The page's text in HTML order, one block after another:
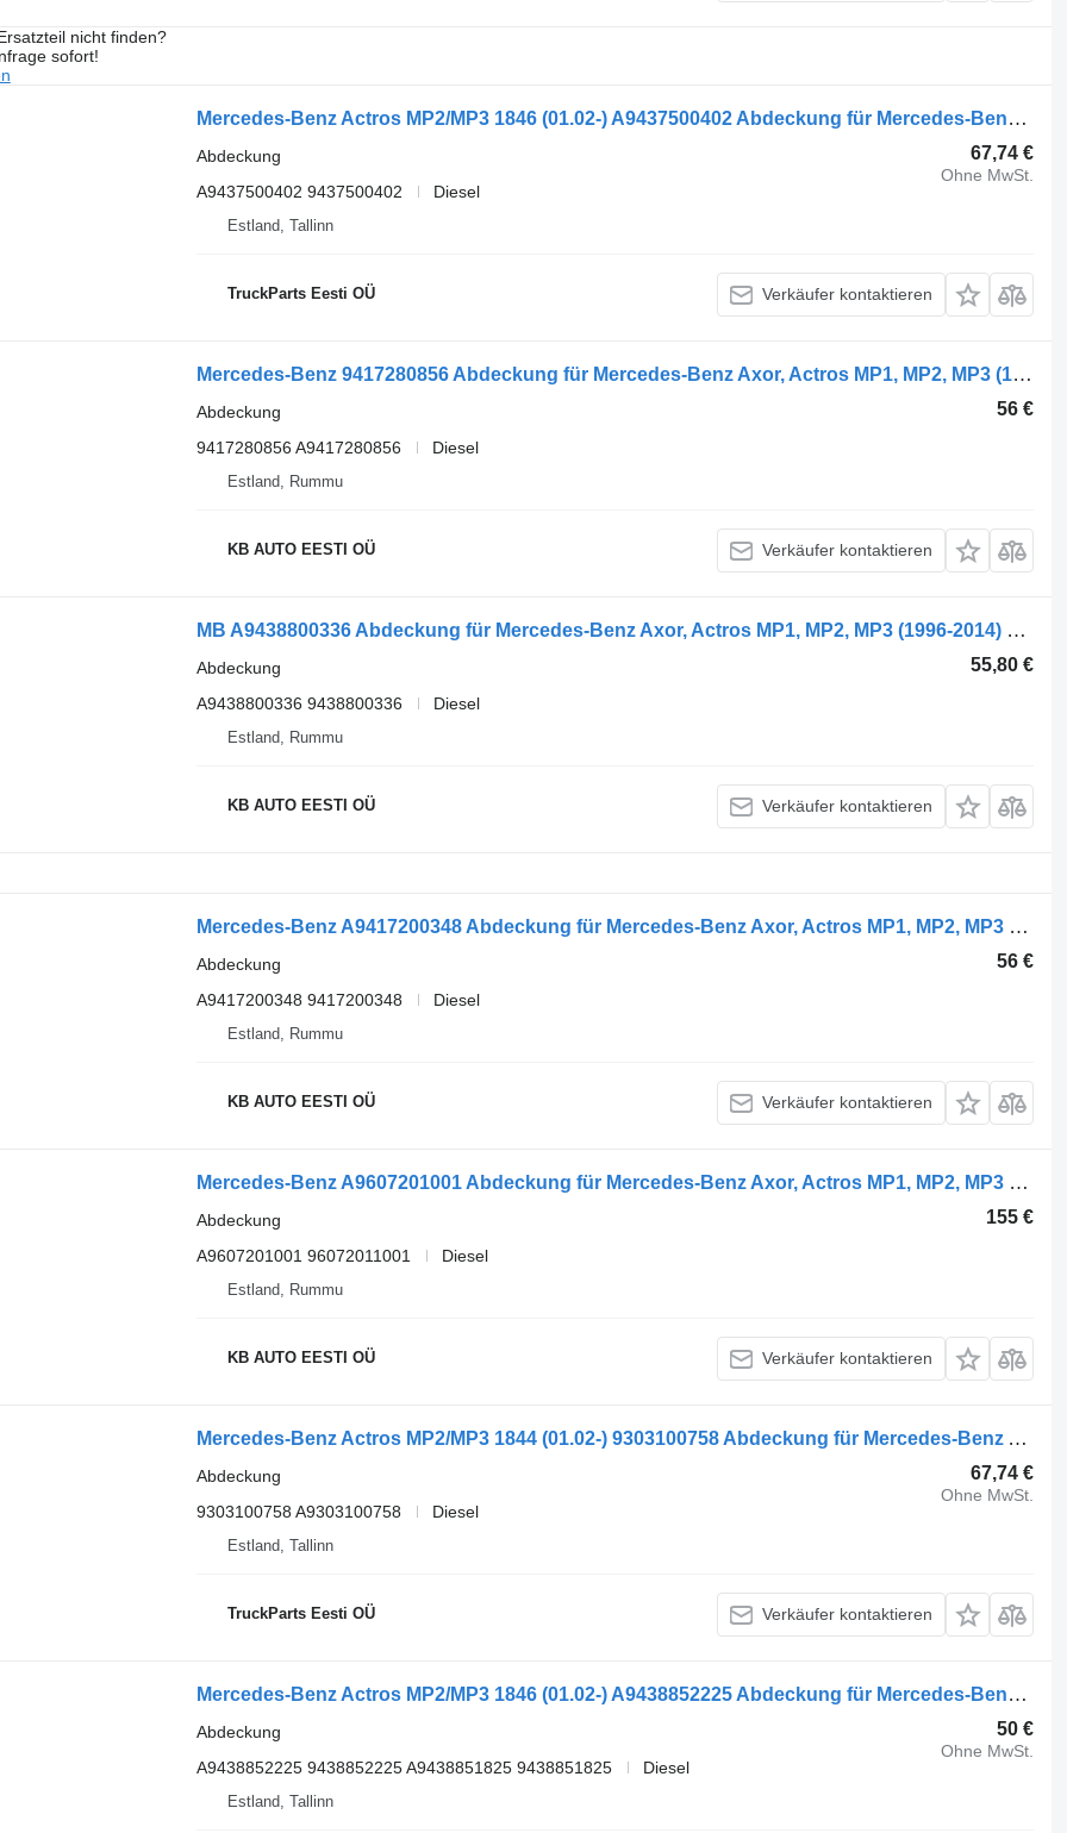
nicht finden?
sofort!
Mercedes-Benz Actros MP2/MP3 1846 (01.02-) A9437500402 Abdeckung für Mercedes-Benz Actros, Axor MP1, MP2, MP3 (1996-2014) LKW
67,74 €
Ohne MwSt.
Abdeckung
A9437500402 9437500402
Diesel
Estland, Tallinn
TruckParts Eesti OÜ Verkäufer kontaktieren
Mercedes-Benz 9417280856 Abdeckung für Mercedes-Benz Axor, Actros MP1, MP2, MP3 (1996-2014) LKW
56 €
Abdeckung
9417280856 A9417280856
Diesel
Estland, Rummu
KB AUTO EESTI OÜ Verkäufer kontaktieren
MB A9438800336 Abdeckung für Mercedes-Benz Axor, Actros MP1, MP2, MP3 (1996-2014) LKW
55,80 €
Abdeckung
A9438800336 9438800336
Diesel
Estland, Rummu
KB AUTO EESTI OÜ Verkäufer kontaktieren
Mercedes-Benz A9417200348 Abdeckung für Mercedes-Benz Axor, Actros MP1, MP2, MP3 (1996-2014) LKW
56 €
Abdeckung
A9417200348 9417200348
Diesel
Estland, Rummu
KB AUTO EESTI OÜ Verkäufer kontaktieren
Mercedes-Benz A9607201001 Abdeckung für Mercedes-Benz Axor, Actros MP1, MP2, MP3 (1996-2014) LKW
155 €
Abdeckung
A9607201001 96072011001
Diesel
Estland, Rummu
KB AUTO EESTI OÜ Verkäufer kontaktieren
Mercedes-Benz Actros MP2/MP3 1844 (01.02-) 9303100758 Abdeckung für Mercedes-Benz Actros, Axor MP1, MP2, MP3 (1996-2014) LKW
67,74 €
Ohne MwSt.
Abdeckung
9303100758 A9303100758
Diesel
Estland, Tallinn
TruckParts Eesti OÜ Verkäufer kontaktieren
Mercedes-Benz Actros MP2/MP3 1846 (01.02-) A9438852225 Abdeckung für Mercedes-Benz Actros, Axor MP1, MP2, MP3 (1996-2014) LKW
50 €
Ohne MwSt.
Abdeckung
A9438852225 9438852225 A9438851825 9438851825
Diesel
Estland, Tallinn